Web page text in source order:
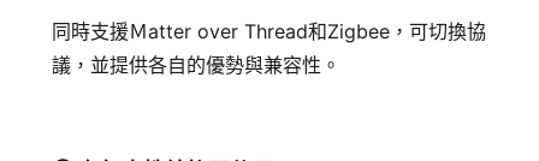
同時支援Ｍatter over Thread和Zigbee，可切換協
議，並提供各自的優勢與兼容性。